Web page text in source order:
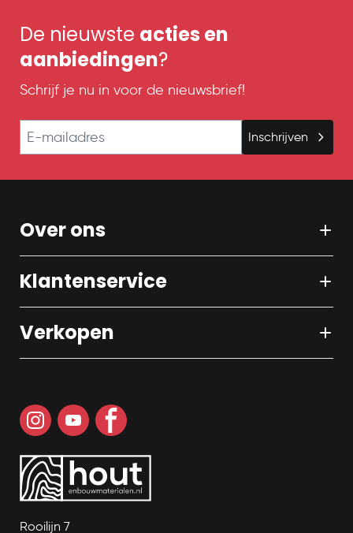
De nieuwste acties en
aanbiedingen?
Schrijf je nu in voor de nieuwsbrief!
E-mailadres
Inschrijven
Over ons
Klantenservice
Verkopen
Rooilijn 7